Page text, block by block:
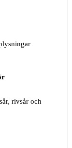
rivsår och